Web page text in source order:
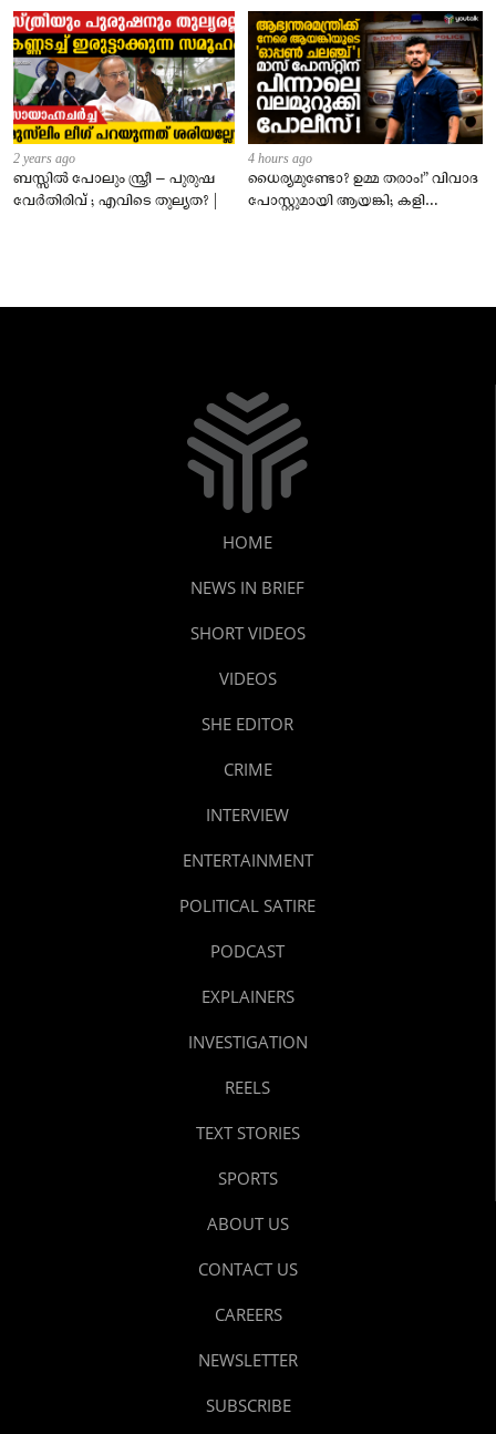
2 years ago
ബസ്സിൽ പോലും സ്ത്രീ – പുരുഷ
വേർതിരിവ് ; എവിടെ തുല്യത? |
4 hours ago
ധൈര്യമുണ്ടോ? ഉമ്മ തരാം!” വിവാദ
പോസ്റ്റുമായി ആയങ്കി; കളി
HOME
NEWS IN BRIEF
SHORT VIDEOS
VIDEOS
SHE EDITOR
CRIME
INTERVIEW
ENTERTAINMENT
POLITICAL SATIRE
PODCAST
EXPLAINERS
INVESTIGATION
REELS
TEXT STORIES
SPORTS
ABOUT US
CONTACT US
CAREERS
NEWSLETTER
SUBSCRIBE